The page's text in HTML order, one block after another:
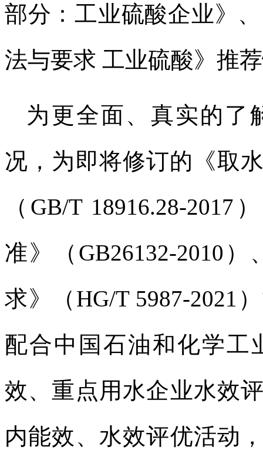
部分：工业硫酸企业》
法与要求 工业硫酸》推
为更全面、真实的了
况，为即将修订的《取
（GB/T 18916.28-2017）
准》（ GB26132-2010）
求》
（ HG/T 5987-2021
配合中国石油和化学工
效、重点用水企业水效
内能效、水效评优活动